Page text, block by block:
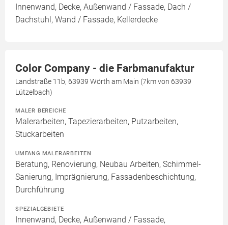
Innenwand, Decke, Außenwand / Fassade, Dach /
Dachstuhl, Wand / Fassade, Kellerdecke
Color Company - die Farbmanufaktur
Landstraße 11b, 63939 Wörth am Main (7km von 63939
Lützelbach)
MALER BEREICHE
Malerarbeiten, Tapezierarbeiten, Putzarbeiten,
Stuckarbeiten
UMFANG MALERARBEITEN
Beratung, Renovierung, Neubau Arbeiten, Schimmel-
Sanierung, Imprägnierung, Fassadenbeschichtung,
Durchführung
SPEZIALGEBIETE
Innenwand, Decke, Außenwand / Fassade,